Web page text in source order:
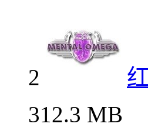
2
312.3 MB